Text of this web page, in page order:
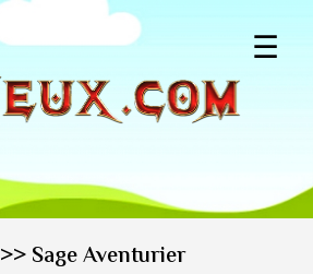
☰
>> Sage Aventurier